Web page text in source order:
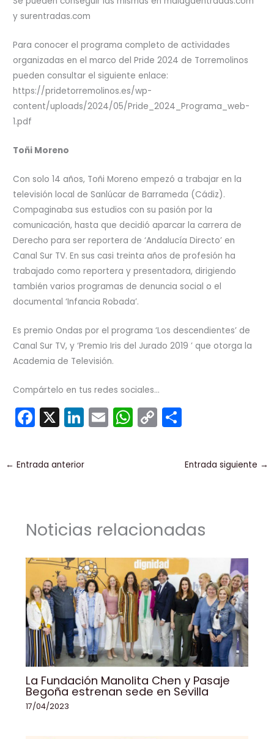
y surentradas.com
Para conocer el programa completo de actividades
organizadas en el marco del Pride 2024 de Torremolinos
pueden consultar el siguiente enlace:
https://pridetorremolinos.es/wp-
content/uploads/2024/05/Pride_2024_Programa_web-
1.pdf
Toñi Moreno
Con solo 14 años, Toñi Moreno empezó a trabajar en la
televisión local de Sanlúcar de Barrameda (Cádiz).
Compaginaba sus estudios con su pasión por la
comunicación, hasta que decidió aparcar la carrera de
Derecho para ser reportera de ‘Andalucía Directo’ en
Canal Sur TV. En sus casi treinta años de profesión ha
trabajado como reportera y presentadora, dirigiendo
también varios programas de denuncia social o el
documental ‘Infancia Robada’.
Es premio Ondas por el programa ‘Los descendientes’ de
Canal Sur TV, y ‘Premio Iris del Jurado 2019 ’ que otorga la
Academia de Televisión.
Compártelo en tus redes sociales...
F
a
c
e
o
k
X Li
n
k
E
m
W
h
p
C
o
k
m
p
← Entrada anterior Entrada siguiente →
Noticias relacionadas
La Fundación Manolita Chen y Pasaje
Begoña estrenan sede en Sevilla
17/04/2023